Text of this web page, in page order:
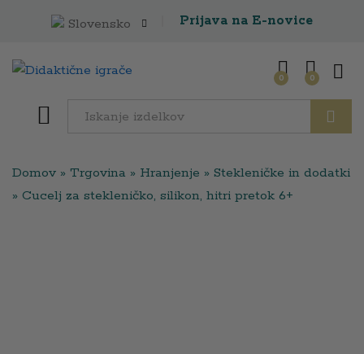
Slovensko Prijava na E-novice
0 0
Domov » Trgovina » Hranjenje » Stekleničke in dodatki
» Cucelj za stekleničko, silikon, hitri pretok 6+